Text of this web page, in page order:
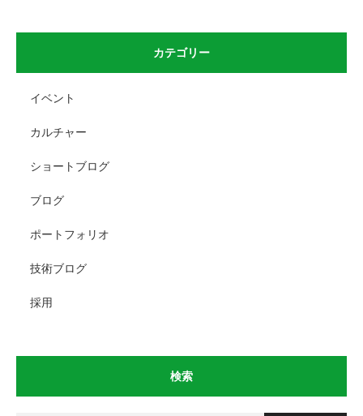
カテゴリー
イベント
カルチャー
ショートブログ
ブログ
ポートフォリオ
技術ブログ
採用
検索